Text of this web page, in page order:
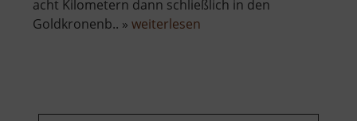
acht Kilometern dann schließlich in den
Goldkronenb.. » weiterlesen